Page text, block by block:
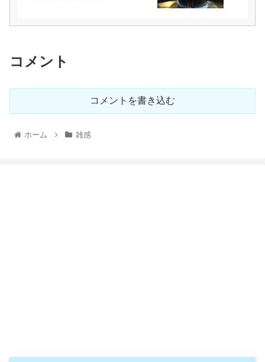
コメント
コメントを書き込む
ホーム 雑感